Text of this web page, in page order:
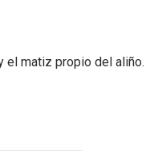
el matiz propio del aliño.